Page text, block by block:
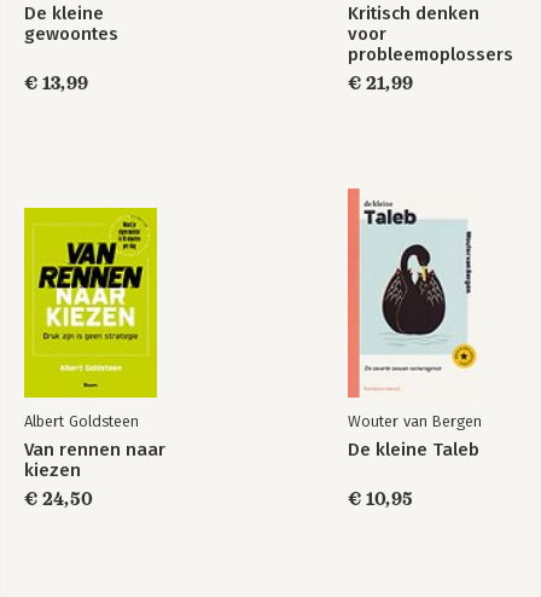
De AI-gewoonte
De kleine
gewoontes
Bekijk alle boeken
De kleine
gewoontes
€ 13,99
Kritisch denken
voor
probleemoplossers
€ 21,99
Albert Goldsteen
Van rennen naar
kiezen
€ 24,50
Wouter van Bergen
De kleine Taleb
€ 10,95